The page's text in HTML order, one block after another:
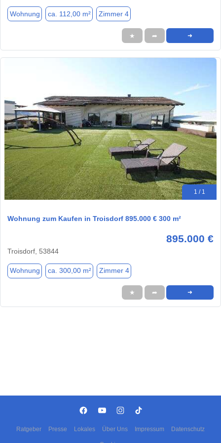
Wohnung ca. 112,00 m² Zimmer 4
★ ➦ ➜
1 / 1
Wohnung zum Kaufen in Troisdorf 895.000 € 300 m²
895.000 €
Troisdorf, 53844
Wohnung ca. 300,00 m² Zimmer 4
★ ➦ ➜
Ratgeber Presse Lokales Über Uns Impressum Datenschutz